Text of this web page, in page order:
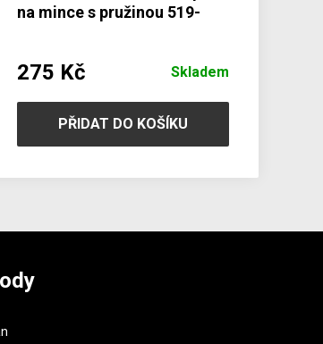
na mince s pružinou 519-
275 Kč Skladem
PŘIDAT DO KOŠÍKU